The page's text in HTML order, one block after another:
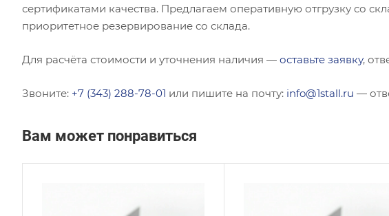
сертификатами качества. Предлагаем оперативную отгрузку со
приоритетное резервирование со склада.
Для расчёта стоимости и уточнения наличия — оставьте заявку,
Звоните: +7 (343) 288-78-01 или пишите на почту: info@1stall.ru —
Вам может понравиться
Равнополочный Равнополочный